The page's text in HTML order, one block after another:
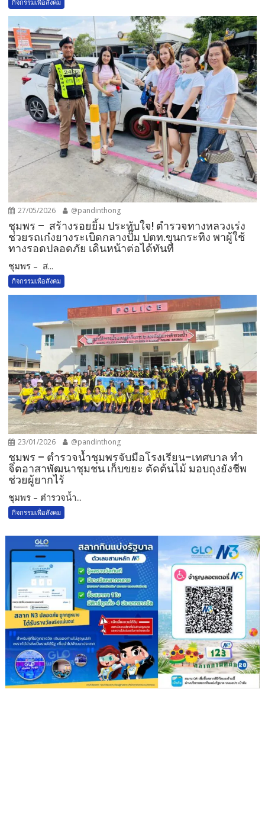
กิจกรรมเพื่อสังคม
27/05/2026 @pandinthong
ชุมพร – สร้างรอยยิ้ม ประทับใจ! ตำรวจทางหลวงเร่ง
ช่วยรถเก๋งยางระเบิดกลางปั๊ม ปตท.ขุนกระทิง พาผู้ใช้
ทางรอดปลอดภัย เดินหน้าต่อได้ทันที
ชุมพร – ส...
กิจกรรมเพื่อสังคม
23/01/2026 @pandinthong
ชุมพร – ตำรวจน้ำชุมพรจับมือโรงเรียน–เทศบาล ทำ
จิตอาสาพัฒนาชุมชน เก็บขยะ ตัดต้นไม้ มอบถุงยังชีพ
ช่วยผู้ยากไร้
ชุมพร – ตำรวจน้ำ...
กิจกรรมเพื่อสังคม